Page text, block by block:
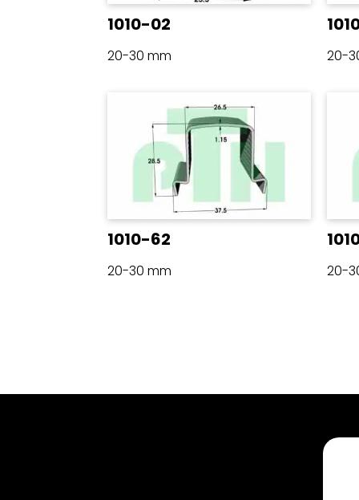
1010-02
20-30 mm 20-
1010-62
20-30 mm 20-